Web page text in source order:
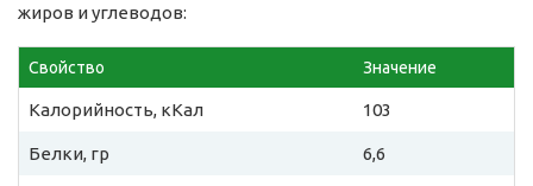
жиров и углеводов:
Свойство Значение
Калорийность, кКал 103
Белки, гр 6,6